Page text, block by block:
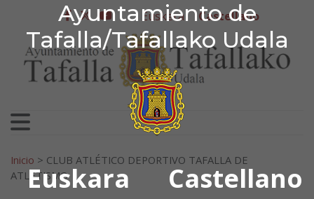
Ayuntamiento de
Tafalla/Tafallako Udala
Euskara Castellano
Ir al contenido
Ayuntamiento de
facebook
twitter
youtube
Euskera Castellano
Search for:
Inicio > CLUB ATLÉTICO DEPORTIVO TAFALLA DE
ATLETISMO